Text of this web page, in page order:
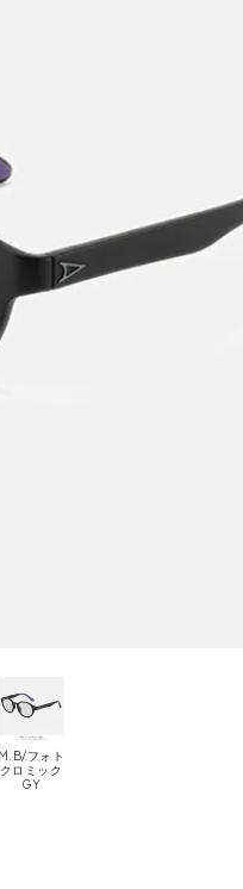
M.B/フォト
クロミック
GY